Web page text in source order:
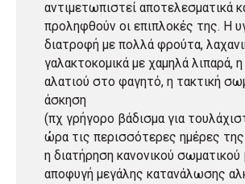
αντιμετωπιστεί αποτελεσματικά
προληφθούν οι επιπλοκές της. Η
διατροφή με πολλά φρούτα,
γαλακτοκομικά με χαμηλά λιπαρά,
αλατιού στο φαγητό, η τακτική
άσκηση
(πχ γρήγορο βάδισμα για
ώρα τις περισσότερες ημέρες
η διατήρηση κανονικού σωματικού
αποφυγή μεγάλης κατανάλωσης